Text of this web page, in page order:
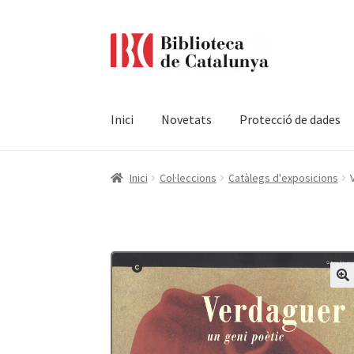
Inici Novetats Protecció de dades
Pàgina d'inici Accessibilitat Cistella El meu
Inici Col·leccions Catàlegs d'exposicions